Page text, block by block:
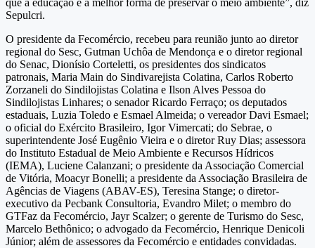
Sepulcri.
O presidente da Fecomércio, recebeu para reunião junto ao diretor
regional do Sesc, Gutman Uchôa de Mendonça e o diretor regional
do Senac, Dionísio Corteletti, os presidentes dos sindicatos
patronais, Maria Main do Sindivarejista Colatina, Carlos Roberto
Zorzaneli do Sindilojistas Colatina e Ilson Alves Pessoa do
Sindilojistas Linhares; o senador Ricardo Ferraço; os deputados
estaduais, Luzia Toledo e Esmael Almeida; o vereador Davi Esmael;
o oficial do Exército Brasileiro, Igor Vimercati; do Sebrae, o
superintendente José Eugênio Vieira e o diretor Ruy Dias; assessora
do Instituto Estadual de Meio Ambiente e Recursos Hídricos
(IEMA), Luciene Calanzani; o presidente da Associação Comercial
de Vitória, Moacyr Bonelli; a presidente da Associação Brasileira de
Agências de Viagens (ABAV-ES), Teresina Stange; o diretor-
executivo da Pecbank Consultoria, Evandro Milet; o membro do
GTFaz da Fecomércio, Jayr Scalzer; o gerente de Turismo do Sesc,
Marcelo Bethônico; o advogado da Fecomércio, Henrique Denicoli
Júnior; além de assessores da Fecomércio e entidades convidadas.